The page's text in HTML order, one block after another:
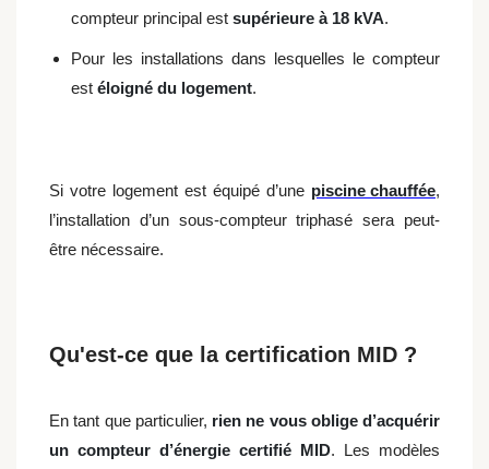
compteur principal est supérieure à 18 kVA.
Pour les installations dans lesquelles le compteur
est éloigné du logement.
Si votre logement est équipé d’une piscine chauffée,
l’installation d’un sous-compteur triphasé sera peut-
être nécessaire.
Qu'est-ce que la certification MID ?
En tant que particulier, rien ne vous oblige d’acquérir
un compteur d’énergie certifié MID. Les modèles